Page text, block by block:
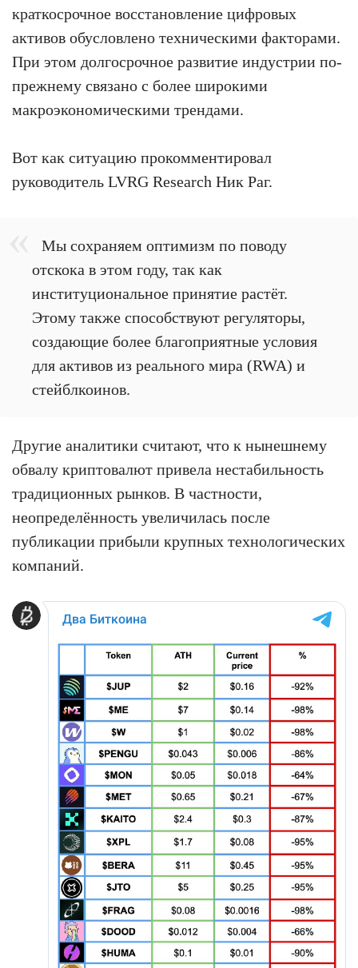
краткосрочное восстановление цифровых
активов обусловлено техническими факторами.
При этом долгосрочное развитие индустрии по-
прежнему связано с более широкими
макроэкономическими трендами.
Вот как ситуацию прокомментировал
руководитель LVRG Research Ник Раг.
Мы сохраняем оптимизм по поводу
отскока в этом году, так как
институциональное принятие растёт.
Этому также способствуют регуляторы,
создающие более благоприятные условия
для активов из реального мира (RWA) и
стейблкоинов.
Другие аналитики считают, что к нынешнему
обвалу криптовалют привела нестабильность
традиционных рынков. В частности,
неопределённость увеличилась после
публикации прибыли крупных технологических
компаний.